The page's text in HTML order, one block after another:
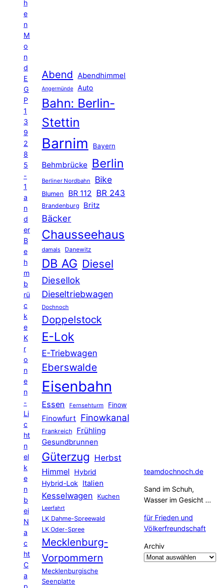
h
e
n
M
o
n
d
E
G
P
1
3
9
2
8
5
-
1
a
n
d
er
B
e
h
m
b
rü
c
k
e
K
r
o
n
e
n
-
Li
c
ht
n
el
k
e
n
b
ei
N
a
c
ht
C
a
p
Abend Abendhimmel
Angermünde Auto
Bahn: Berlin-
Stettin
Barnim Bayern
Behmbrücke Berlin
Berliner Nordbahn Bike
Blumen BR 112 BR 243
Brandenburg Britz
Bäcker
Chausseehaus
damals Danewitz
DB AG Diesel
Diesellok
Dieseltriebwagen
Dochnoch
Doppelstock
E-Lok
E-Triebwagen
Eberswalde
Eisenbahn
Essen Fernsehturm Finow
Finowfurt Finowkanal
Frankreich Frühling
Gesundbrunnen
Güterzug Herbst
Himmel
Hybrid
Hybrid-Lok Italien
Kesselwagen Kuchen
Leerfahrt
LK Dahme-Spreewald
LK Oder-Spree
Mecklenburg-
Vorpommern
Mecklenburgische
Seenplatte
teamdochnoch.de
Sand im Schuh,
Wasser im Gesicht …
für Frieden und
Völkerfreundschaft
Archiv